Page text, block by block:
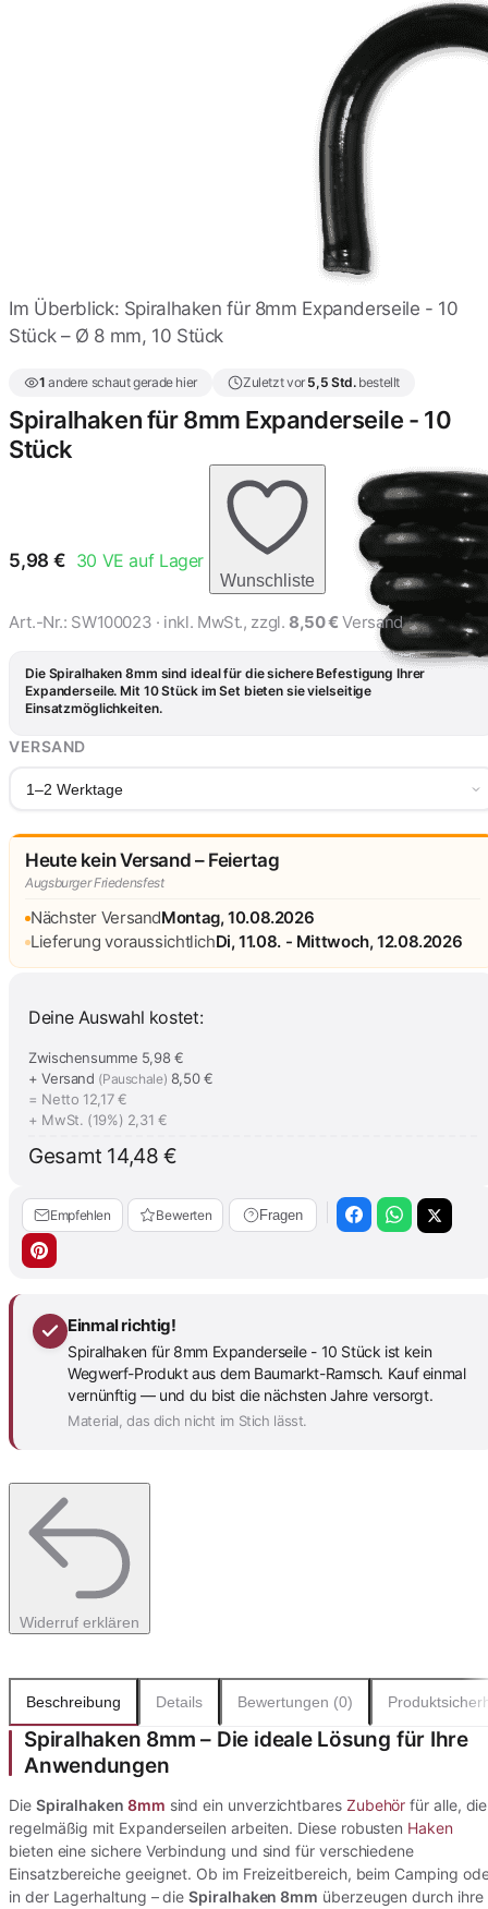
8mm Expander
Expanderseil 8mm Ø
Im Überblick: Spiralhaken für 8mm Expanderseile - 10
Stück – Ø 8 mm, 10 Stück
1 andere schaut gerade hier Zuletzt vor 5,5 Std.bestellt
Spiralhaken für 8mm Expanderseile - 10
Stück
5,98 € 30 VE auf Lager
Wunschliste
Art.-Nr.: SW100023 · inkl. MwSt., zzgl. 8,50 € Versand
Die Spiralhaken 8mm sind ideal für die sichere Befestigung Ihrer
Expanderseile. Mit 10 Stück im Set bieten sie vielseitige
Einsatzmöglichkeiten.
VERSAND
1–2 Werktage
Heute kein Versand – Feiertag
Augsburger Friedensfest
Nächster VersandMontag, 10.08.2026
Lieferung voraussichtlichDi, 11.08. - Mittwoch, 12.08.2026
Deine Auswahl kostet:
Zwischensumme 5,98 €
+ Versand (Pauschale) 8,50 €
= Netto 12,17 €
+ MwSt. (19%) 2,31 €
Gesamt 14,48 €
Empfehlen Bewerten Fragen
Einmal richtig!
Spiralhaken für 8mm Expanderseile - 10 Stück ist kein
Wegwerf-Produkt aus dem Baumarkt-Ramsch. Kauf einmal
vernünftig — und du bist die nächsten Jahre versorgt.
Material, das dich nicht im Stich lässt.
Widerruf erklären
Beschreibung Details Bewertungen (0)
Spiralhaken 8mm – Die ideale Lösung für Ihre
Anwendungen
Die Spiralhaken 8mm sind ein unverzichtbares Zubehör für alle, die
regelmäßig mit Expanderseilen arbeiten. Diese robusten Haken
bieten eine sichere Verbindung und sind für verschiedene
Einsatzbereiche geeignet. Ob im Freizeitbereich, beim Camping
in der Lagerhaltung – dieSpiralhaken 8mm überzeugen durch ihre